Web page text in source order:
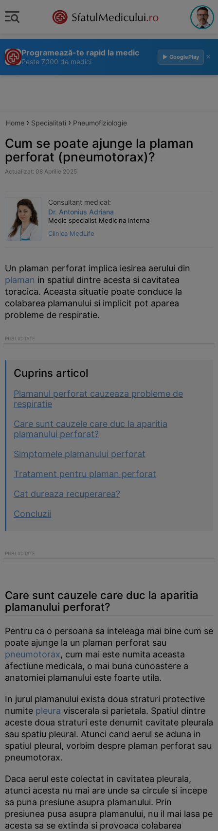
Programează-te rapid la medic
Peste 7000 de medici
▶ GooglePlay ×
Home › Specialitati › Pneumofiziologie
Cum se poate ajunge la plaman
perforat (pneumotorax)?
Actualizat: 08 Aprilie 2025
Consultant medical:
Dr. Antonius Adriana
Medic specialist Medicina Interna
Clinica MedLife
Un plaman perforat implica iesirea aerului din
plaman in spatiul dintre acesta si cavitatea
toracica. Aceasta situatie poate conduce la
colabarea plamanului si implicit pot aparea
probleme de respiratie.
Cuprins articol
Plamanul perforat cauzeaza probleme de
respiratie
Care sunt cauzele care duc la aparitia
plamanului perforat?
Simptomele plamanului perforat
Tratament pentru plaman perforat
Cat dureaza recuperarea?
Concluzii
Care sunt cauzele care duc la aparitia
plamanului perforat?
Pentru ca o persoana sa inteleaga mai bine cum se
poate ajunge la un plaman perforat sau
pneumotorax, cum mai este numita aceasta
afectiune medicala, o mai buna cunoastere a
anatomiei plamanului este foarte utila.
In jurul plamanului exista doua straturi protective
numite pleura viscerala si parietala. Spatiul dintre
aceste doua straturi este denumit cavitate pleurala
sau spatiu pleural. Atunci cand aerul se aduna in
spatiul pleural, vorbim despre plaman perforat sau
pneumotorax.
Daca aerul este colectat in cavitatea pleurala,
atunci acesta nu mai are unde sa circule si incepe
sa puna presiune asupra plamanului. Prin
presiunea pusa asupra plamanului, nu il mai lasa pe
acesta sa se extinda si provoaca colabarea